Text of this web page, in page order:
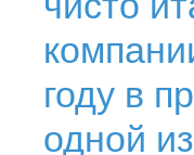
году в
одной